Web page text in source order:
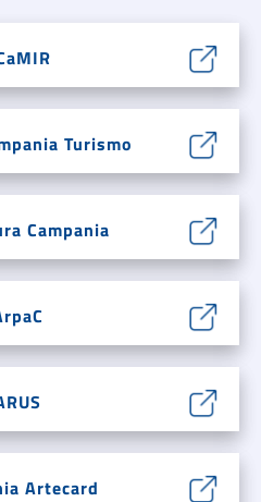
Turismo
Campania
Artecard